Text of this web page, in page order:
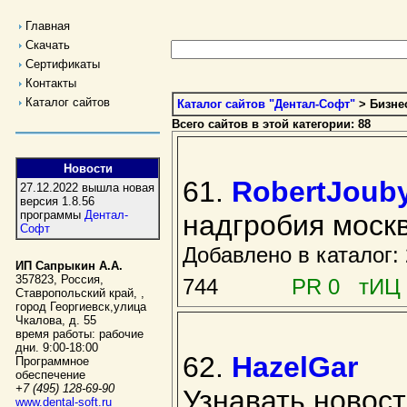
Главная
Скачать
Сертификаты
Контакты
Каталог сайтов
Новости
27.12.2022 вышла новая
версия 1.8.56
программы Дентал-
Софт
ИП Сапрыкин А.А.
357823, Россия,
Ставропольский край, ,
город Георгиевск,улица
Чкалова, д. 55
время работы: рабочие
дни. 9:00-18:00
Программное
обеспечение
+7 (495) 128-69-90
www.dental-soft.ru
Каталог сайтов "Дентал-Софт" >
Всего сайтов в этой категории: 88
61.
надгробия
Добавлено в
744
PR 0 тИЦ
62. HazelGar